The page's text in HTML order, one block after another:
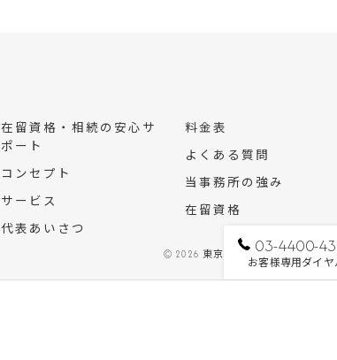
03-4400-
お客様専用ダイヤ
在留資格・相続の安心サ
ポート
コンセプト
サービス
代表あいさつ
料金表
よくある質問
当事務所の強み
在留資格
© 2026 東京の行政書士なら行政書士